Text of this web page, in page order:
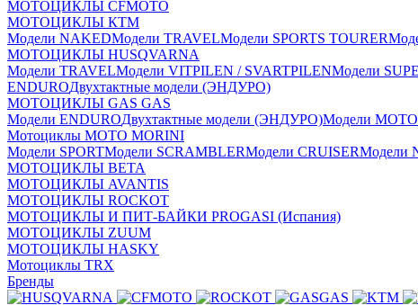
МОТОЦИКЛЫ CFMOTO
МОТОЦИКЛЫ КТМ
Модели NAKEDМодели TRAVELМодели SPORTS TOURER
МОТОЦИКЛЫ HUSQVARNA
Модели TRAVELМодели VITPILEN / SVARTPILENМодели
ENDUROДвухтактные модели (ЭНДУРО)
МОТОЦИКЛЫ GAS GAS
Модели ENDUROДвухтактные модели (ЭНДУРО)Модели
Мотоциклы MOTO MORINI
Модели SPORTМодели SCRAMBLERМодели CRUISERМодели
МОТОЦИКЛЫ BETA
МОТОЦИКЛЫ AVANTIS
МОТОЦИКЛЫ ROCKOT
МОТОЦИКЛЫ И ПИТ-БАЙКИ PROGASI (Испания)
МОТОЦИКЛЫ ZUUM
МОТОЦИКЛЫ HASKY
Мотоциклы TRX
Бренды